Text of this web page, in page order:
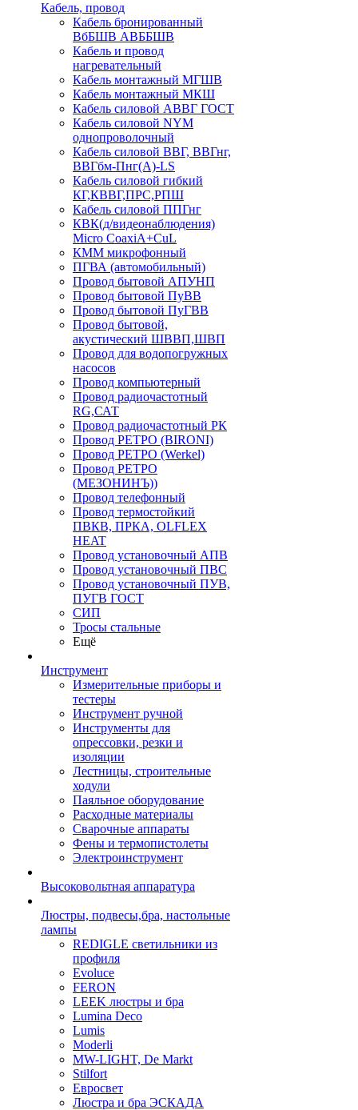
Кабель, провод
Кабель бронированный
ВбБШВ АВББШВ
Кабель и провод
нагревательный
Кабель монтажный МГШВ
Кабель монтажный МКШ
Кабель силовой АВВГ ГОСТ
Кабель силовой NYM
однопроволочный
Кабель силовой ВВГ, ВВГнг,
ВВГбм-Пнг(А)-LS
Кабель силовой гибкий
КГ,КВВГ,ПРС,РПШ
Кабель силовой ППГнг
КВК(д/видеонаблюдения)
Micro CoaxiA+CuL
КММ микрофонный
ПГВА (автомобильный)
Провод бытовой АПУНП
Провод бытовой ПуВВ
Провод бытовой ПуГВВ
Провод бытовой,
акустический ШВВП,ШВП
Провод для водопогружных
насосов
Провод компьютерный
Провод радиочастотный
RG,САТ
Провод радиочастотный РК
Провод РЕТРО (BIRONI)
Провод РЕТРО (Werkel)
Провод РЕТРО
(МЕЗОНИНЪ))
Провод телефонный
Провод термостойкий
ПВКВ, ПРКА, OLFLEX
HEAT
Провод установочный АПВ
Провод установочный ПВС
Провод установочный ПУВ,
ПУГВ ГОСТ
СИП
Тросы стальные
Ещё
Инструмент
Измерительные приборы и
тестеры
Инструмент ручной
Инструменты для
опрессовки, резки и
изоляции
Лестницы, строительные
ходули
Паяльное оборудование
Расходные материалы
Сварочные аппараты
Фены и термопистолеты
Электроинструмент
Высоковольтная аппаратура
Люстры, подвесы,бра, настольные
лампы
REDIGLE светильники из
профиля
Evoluce
FERON
LEEK люстры и бра
Lumina Deco
Lumis
Moderli
MW-LIGHT, De Markt
Stilfort
Евросвет
Люстра и бра ЭСКАДА